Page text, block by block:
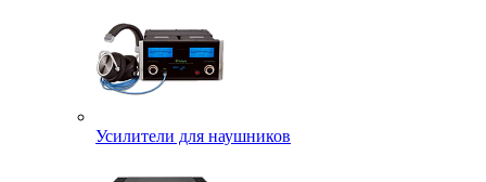
Усилители для наушников